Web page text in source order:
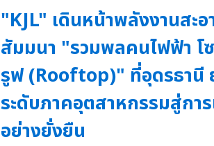
"KJL" เดินหน้าพลังงานสะอ
สัมมนา "รวมพลคนไฟฟ้า โ
รูฟ (Rooftop)" ที่อุดรธานี
ระดับภาคอุตสาหกรรมสู่กา
อย่างยั่งยืน